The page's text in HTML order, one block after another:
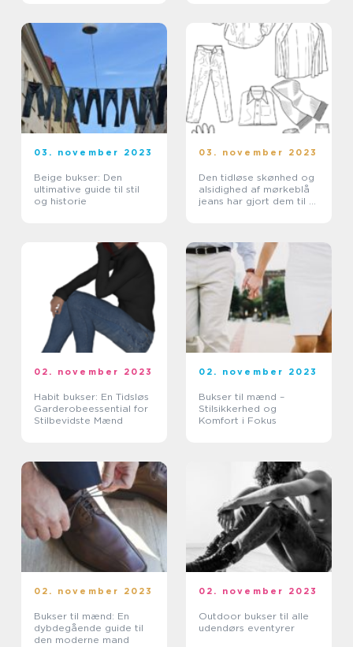
03. november 2023
Beige bukser: Den
ultimative guide til stil
og historie
03. november 2023
Den tidløse skønhed og
alsidighed af mørkeblå
jeans har gjort dem til et
02. november 2023
Habit bukser: En Tidsløs
Garderobeessential for
Stilbevidste Mænd
02. november 2023
Bukser til mænd –
Stilsikkerhed og
Komfort i Fokus
02. november 2023
Bukser til mænd: En
dybdegående guide til
den moderne mand
02. november 2023
Outdoor bukser til alle
udendørs eventyrer